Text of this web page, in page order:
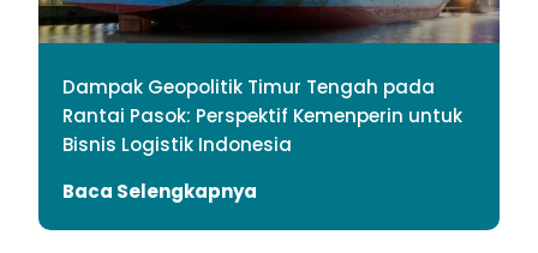
Dampak Geopolitik Timur Tengah pada
Rantai Pasok: Perspektif Kemenperin untuk
Bisnis Logistik Indonesia
Baca Selengkapnya